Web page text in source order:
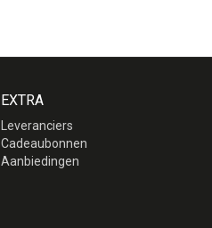
EXTRA
Leveranciers
Cadeaubonnen
Aanbiedingen